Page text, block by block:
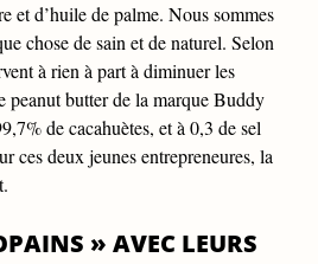
et d’huile de palme. Nous sommes
chose de sain et de naturel. Selon
à rien à part à diminuer les
peanut butter de la marque Buddy
de cacahuètes, et à 0,3 de sel
ces deux jeunes entrepreneures, la
» AVEC LEURS